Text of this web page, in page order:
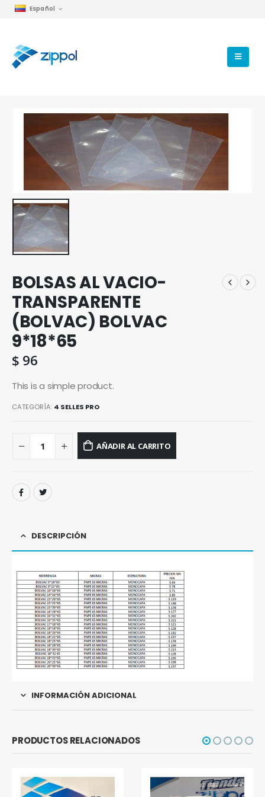
Español
BOLSAS AL VACIO-
TRANSPARENTE
(BOLVAC) BOLVAC
9*18*65
$ 96
This is a simple product.
CATEGORÍA: 4 SELLES PRO
AÑADIR AL CARRITO
DESCRIPCIÓN
INFORMACIÓN ADICIONAL
PRODUCTOS RELACIONADOS